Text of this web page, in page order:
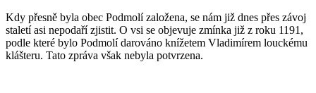
Kdy přesně byla obec Podmolí založena, se nám již dnes přes závoj
staletí asi nepodaří zjistit. O vsi se objevuje zmínka již z roku 1191,
podle které bylo Podmolí darováno knížetem Vladimírem louckému
klášteru. Tato zpráva však nebyla potvrzena.